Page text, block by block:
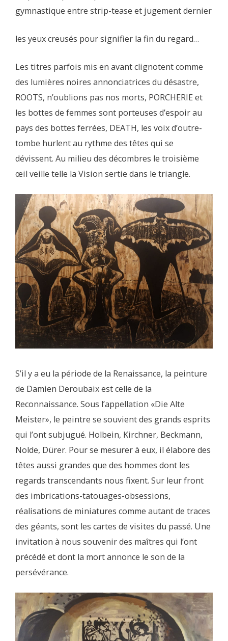
gymnastique entre strip-tease et jugement dernier
les yeux creusés pour signifier la fin du regard…
Les titres parfois mis en avant clignotent comme
des lumières noires annonciatrices du désastre,
ROOTS, n’oublions pas nos morts, PORCHERIE et
les bottes de femmes sont porteuses d’espoir au
pays des bottes ferrées, DEATH, les voix d’outre-
tombe hurlent au rythme des têtes qui se
dévissent. Au milieu des décombres le troisième
œil veille telle la Vision sertie dans le triangle.
S’il y a eu la période de la Renaissance, la peinture
de Damien Deroubaix est celle de la
Reconnaissance. Sous l’appellation «Die Alte
Meister», le peintre se souvient des grands esprits
qui l’ont subjugué. Holbein, Kirchner, Beckmann,
Nolde, Dürer. Pour se mesurer à eux, il élabore des
têtes aussi grandes que des hommes dont les
regards transcendants nous fixent. Sur leur front
des imbrications-tatouages-obsessions,
réalisations de miniatures comme autant de traces
des géants, sont les cartes de visites du passé. Une
invitation à nous souvenir des maîtres qui l’ont
précédé et dont la mort annonce le son de la
persévérance.